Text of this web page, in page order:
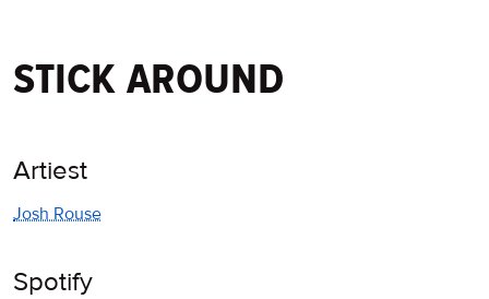
stick around
Artiest
Josh Rouse
Spotify